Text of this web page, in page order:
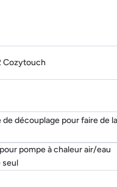
Cozytouch
de découplage pour faire de la
pompe à chaleur air/eau
seul